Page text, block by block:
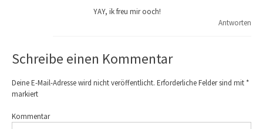
YAY, ik freu mir ooch!
Antworten
Schreibe einen Kommentar
Deine E-Mail-Adresse wird nicht veröffentlicht. Erforderliche Felder sind mit *
markiert
Kommentar